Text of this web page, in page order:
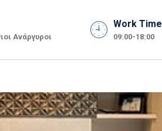
Ανάργυροι
Work Time
09:00-18:00